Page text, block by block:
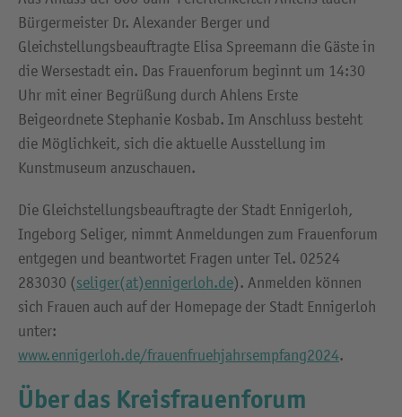
Bürgermeister Dr. Alexander Berger und
Gleichstellungsbeauftragte Elisa Spreemann die Gäste in
die Wersestadt ein. Das Frauenforum beginnt um 14:30
Uhr mit einer Begrüßung durch Ahlens Erste
Beigeordnete Stephanie Kosbab. Im Anschluss besteht
die Möglichkeit, sich die aktuelle Ausstellung im
Kunstmuseum anzuschauen.
Die Gleichstellungsbeauftragte der Stadt Ennigerloh,
Ingeborg Seliger, nimmt Anmeldungen zum Frauenforum
entgegen und beantwortet Fragen unter Tel. 02524
283030 (seliger(at)ennigerloh.de). Anmelden können
sich Frauen auch auf der Homepage der Stadt Ennigerloh
unter:
www.ennigerloh.de/frauenfruehjahrsempfang2024.
Über das Kreisfrauenforum